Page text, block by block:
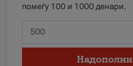
помеѓу 100 и 1000 денари.
Надополни